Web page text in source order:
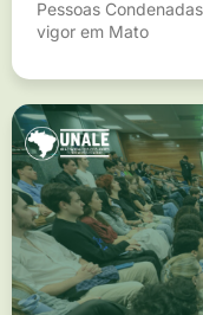
Pessoas
vigor em Mato